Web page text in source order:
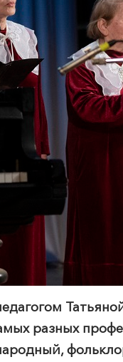
разных